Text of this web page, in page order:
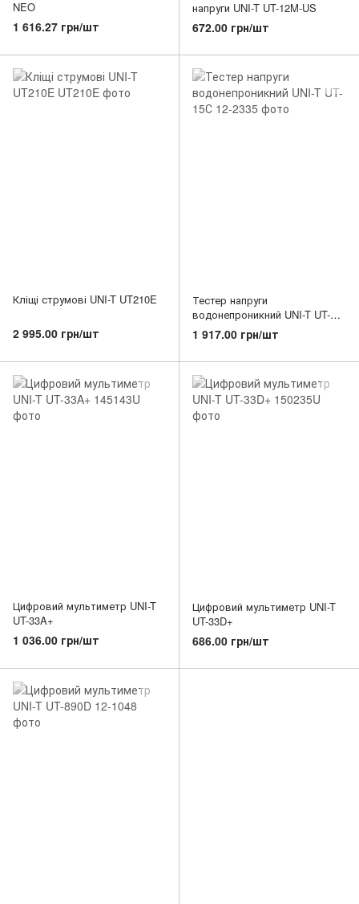
NEO
1 616.27 грн/шт
напруги UNI-T UT-12M-US
672.00 грн/шт
Кліщі струмові UNI-T UT210E
2 995.00 грн/шт
Тестер напруги
водонепроникний UNI-T UT-
15С
1 917.00 грн/шт
Цифровий мультиметр UNI-T
UT-33A+
1 036.00 грн/шт
Цифровий мультиметр UNI-T
UT-33D+
686.00 грн/шт